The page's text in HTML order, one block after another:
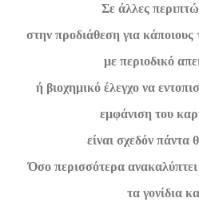
Σε άλλες
στην προδιάθεση για κάποιους
με περιοδικό
ή βιοχημικό έλεγχο να
εμφάνιση του
είναι σχεδόν πάντα
Όσο περισσότερα ανακαλύπτει
τα γονίδια